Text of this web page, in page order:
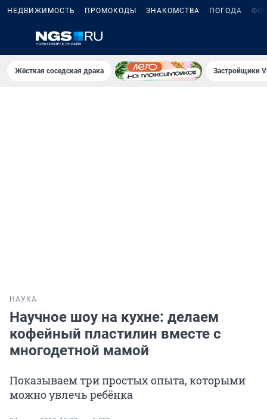
НЕДВИЖИМОСТЬ ПРОМОКОДЫ ЗНАКОМСТВА ПОГОДА
Жёсткая соседская драка Застройщики
НАУКА
Научное шоу на кухне: делаем
кофейный пластилин вместе с
многодетной мамой
Показываем три простых опыта, которыми
можно увлечь ребёнка